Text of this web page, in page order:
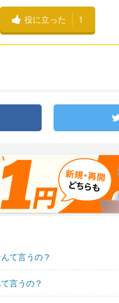
役に立った 1
て言うの？
言うの？